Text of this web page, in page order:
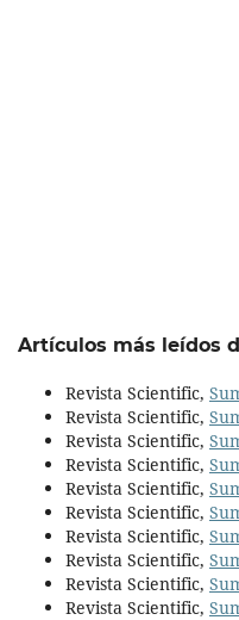
Artículos más leídos
Revista Scientific,
Revista Scientific,
Revista Scientific,
Revista Scientific,
Revista Scientific,
Revista Scientific,
Revista Scientific,
Revista Scientific,
Revista Scientific,
Revista Scientific,